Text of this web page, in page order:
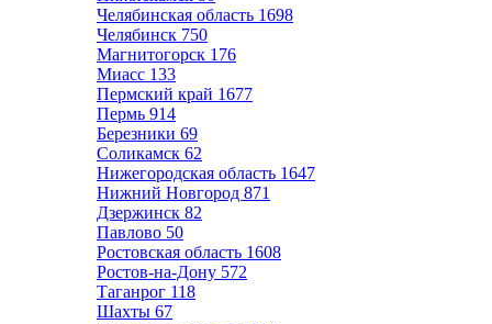
Челябинская область 1698
Челябинск 750
Магнитогорск 176
Миасс 133
Пермский край 1677
Пермь 914
Березники 69
Соликамск 62
Нижегородская область 1647
Нижний Новгород 871
Дзержинск 82
Павлово 50
Ростовская область 1608
Ростов-на-Дону 572
Таганрог 118
Шахты 67